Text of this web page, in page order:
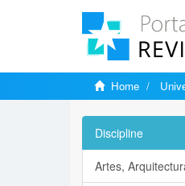
Home
Discipline
Artes,